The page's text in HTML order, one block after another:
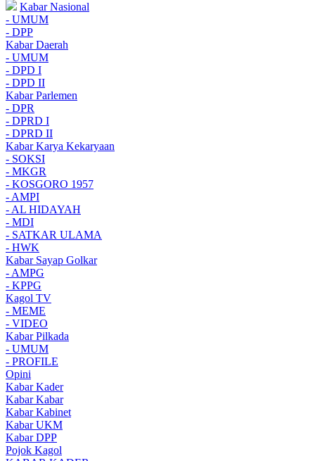
Kabar Nasional
- UMUM
- DPP
Kabar Daerah
- UMUM
- DPD I
- DPD II
Kabar Parlemen
- DPR
- DPRD I
- DPRD II
Kabar Karya Kekaryaan
- SOKSI
- MKGR
- KOSGORO 1957
- AMPI
- AL HIDAYAH
- MDI
- SATKAR ULAMA
- HWK
Kabar Sayap Golkar
- AMPG
- KPPG
Kagol TV
- MEME
- VIDEO
Kabar Pilkada
- UMUM
- PROFILE
Opini
Kabar Kader
Kabar Kabar
Kabar Kabinet
Kabar UKM
Kabar DPP
Pojok Kagol